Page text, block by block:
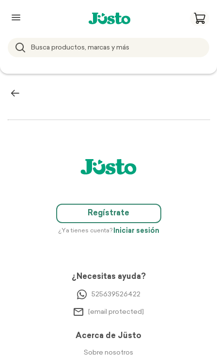
Regístrate
¿Ya tienes cuenta? Iniciar sesión
¿Necesitas ayuda?
525639526422
[email protected]
Acerca de Jüsto
Sobre nosotros